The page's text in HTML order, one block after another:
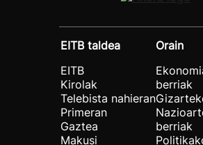
EITB taldea
EITB
Kirolak
Telebista nahieran
Primeran
Gaztea
Makusi
Orain
berriak
berriak